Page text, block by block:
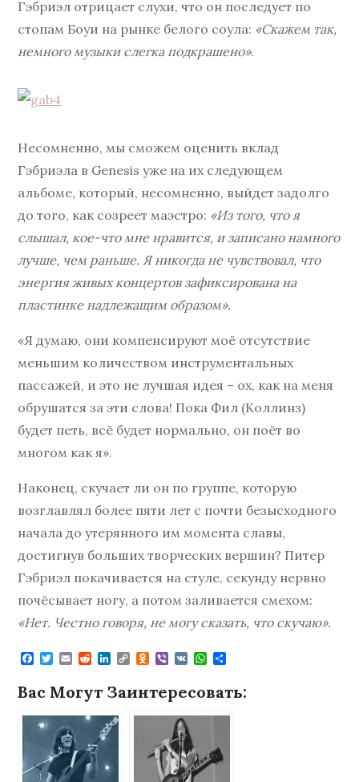
Гэбриэл отрицает слухи, что он последует по
стопам Боуи на рынке белого соула: «Скажем так,
немного музыки слегка подкрашено».
Несомненно, мы сможем оценить вклад
Гэбриэла в Genesis уже на их следующем
альбоме, который, несомненно, выйдет задолго
до того, как созреет маэстро: «Из того, что я
слышал, кое-что мне нравится, и записано намного
лучше, чем раньше. Я никогда не чувствовал, что
энергия живых концертов зафиксирована на
пластинке надлежащим образом».
«Я думаю, они компенсируют моё отсутствие
меньшим количеством инструментальных
пассажей, и это не лучшая идея – ох, как на меня
обрушатся за эти слова! Пока Фил (Коллинз)
будет петь, всё будет нормально, он поёт во
многом как я».
Наконец, скучает ли он по группе, которую
возглавлял более пяти лет с почти безысходного
начала до утерянного им момента славы,
достигнув больших творческих вершин? Питер
Гэбриэл покачивается на стуле, секунду нервно
почёсывает ногу, а потом заливается смехом:
«Нет. Честно говоря, не могу сказать, что скучаю».
F
e
o
o
T
i
t
r
E
i
R
d
t
L
n
k
d
C
y
O
o
s
s
V
e
V
W
t
p
р
Вас Могут Заинтересовать: